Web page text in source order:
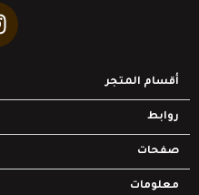
أقسام المتجر
روابط
صفحات
معلومات